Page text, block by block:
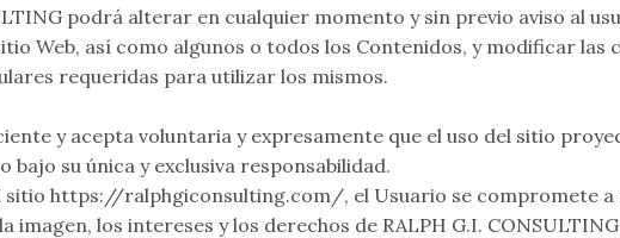
podrá alterar en cualquier momento y sin previo aviso al
Web, así como algunos o todos los Contenidos, y modificar las
requeridas para utilizar los mismos.
y acepta voluntaria y expresamente que el uso del sitio
bajo su única y exclusiva responsabilidad.
sitio https://ralphgiconsulting.com/, el Usuario se compromete a
imagen, los intereses y los derechos de RALPH G.I.